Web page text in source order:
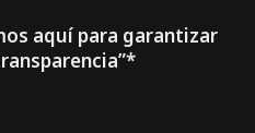
aquí para garantizar